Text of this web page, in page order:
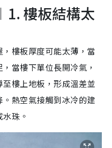
樓板結構太
樓板厚度可能太薄，當
當樓下單位長開冷氣，
樓上地板，形成溫差並
熱空氣接觸到冰冷的建
珠。